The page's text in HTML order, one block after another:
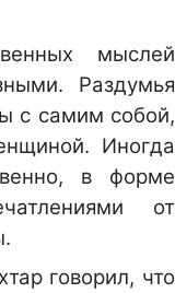
мыслей
Раздумья
с самим собой,
Иногда
в форме
от
говорил, что